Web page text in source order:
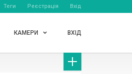
Теги Реєстрація Вхід
КАМЕРИ ВХІД